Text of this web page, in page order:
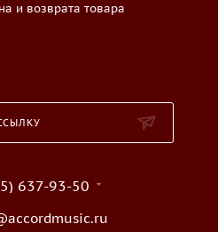
и возврата товара
637-93-50